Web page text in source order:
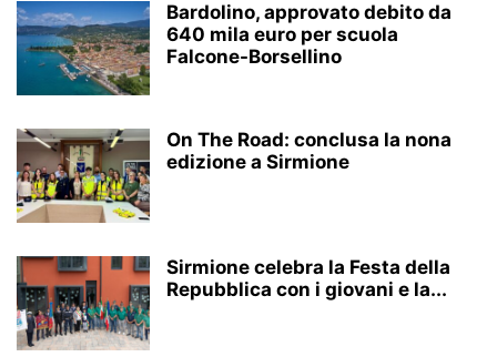
Bardolino, approvato debito da
640 mila euro per scuola
Falcone-Borsellino
On The Road: conclusa la nona
edizione a Sirmione
Sirmione celebra la Festa della
Repubblica con i giovani e la...